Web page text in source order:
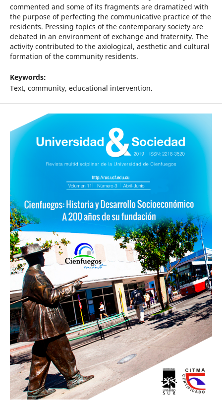
commented and some of its fragments are dramatized with
the purpose of perfecting the communicative practice of the
residents. Pressing topics of the contemporary society are
debated in an environment of exchange and fraternity. The
activity contributed to the axiological, aesthetic and cultural
formation of the community residents.
Keywords:
Text, community, educational intervention.